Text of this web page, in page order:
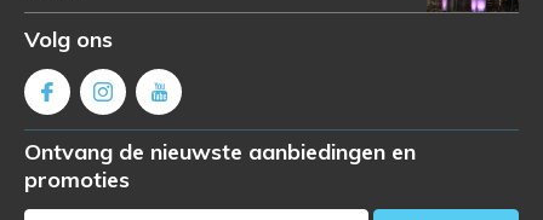
Volg ons
Ontvang de nieuwste aanbiedingen en
promoties